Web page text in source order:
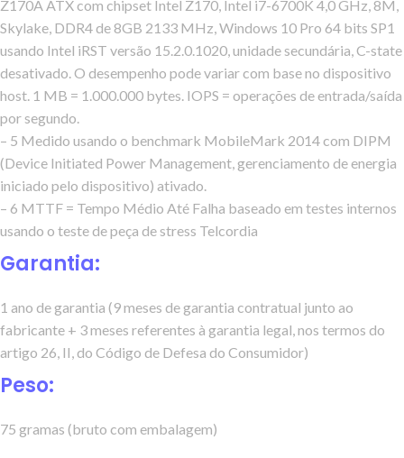
Z170A ATX com chipset Intel Z170, Intel i7-6700K 4,0 GHz, 8M,
Skylake, DDR4 de 8GB 2133 MHz, Windows 10 Pro 64 bits SP1
usando Intel iRST versão 15.2.0.1020, unidade secundária, C-state
desativado. O desempenho pode variar com base no dispositivo
host. 1 MB = 1.000.000 bytes. IOPS = operações de entrada/saída
por segundo.
– 5 Medido usando o benchmark MobileMark 2014 com DIPM
(Device Initiated Power Management, gerenciamento de energia
iniciado pelo dispositivo) ativado.
– 6 MTTF = Tempo Médio Até Falha baseado em testes internos
usando o teste de peça de stress Telcordia
Garantia:
1 ano de garantia (9 meses de garantia contratual junto ao
fabricante + 3 meses referentes à garantia legal, nos termos do
artigo 26, II, do Código de Defesa do Consumidor)
Peso:
75 gramas (bruto com embalagem)